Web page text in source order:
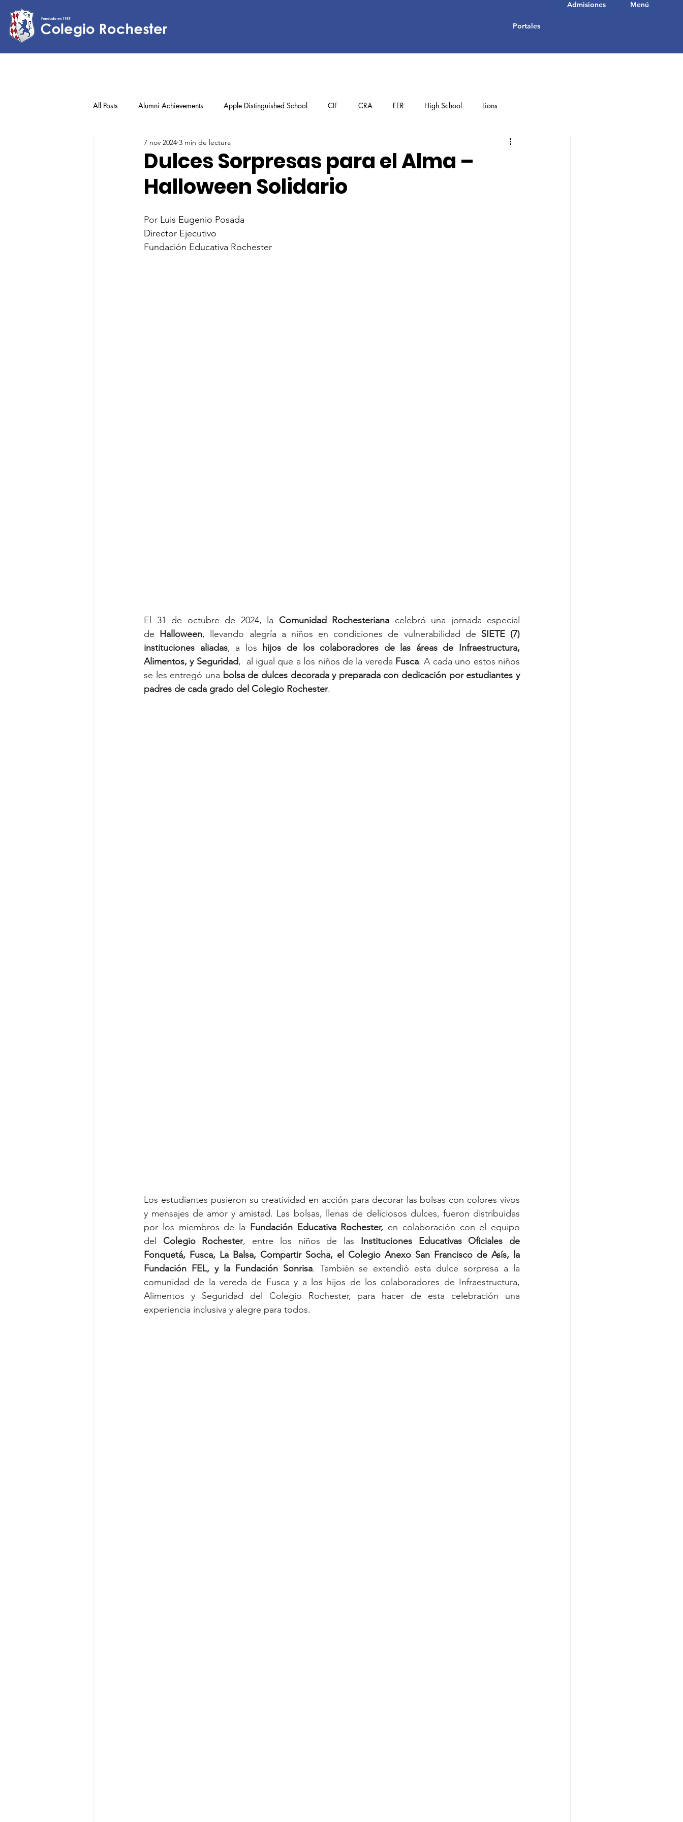
Portales
Menú
Admisiones
All Posts Alumni Achievements Apple Distinguished School CIF CRA FER High School Lions
Lower Elementary Middle School Student Achievements
Upper Elementary
Dulces Sorpresas para el Alma –
Halloween Solidario
7 nov 2024 3 min de lectura
Por Luis Eugenio Posada
Director Ejecutivo
Fundación Educativa Rochester
El 31 de octubre de 2024, la Comunidad Rochesteriana celebró una jornada especial
de Halloween, llevando alegría a niños en condiciones de vulnerabilidad de SIETE (7)
instituciones aliadas, a los
hijos de los colaboradores de las áreas de Infraestructura,
Alimentos, y Seguridad,  al igual que a los niños de la vereda Fusca. A cada uno estos niños
se les entregó una bolsa de dulces decorada y preparada con dedicación por estudiantes y
padres de cada grado del Colegio Rochester.
Los estudiantes pusieron su creatividad en acción para decorar las bolsas con colores vivos
y mensajes de amor y amistad. Las bolsas, llenas de deliciosos dulces, fueron distribuidas
por los miembros de la Fundación Educativa Rochester, en colaboración con el equipo
del Colegio Rochester, entre los niños de las Instituciones Educativas Oficiales de
Fonquetá, Fusca, La Balsa, Compartir Socha, el Colegio Anexo San Francisco de Asís, la
Fundación FEL, y la Fundación Sonrisa. También se extendió esta dulce sorpresa a la
comunidad de la vereda de Fusca y a los hijos de los colaboradores de Infraestructura,
Alimentos y Seguridad del Colegio Rochester, para hacer de esta celebración una
experiencia inclusiva y alegre para todos.